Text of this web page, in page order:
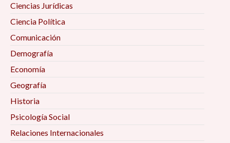
Ciencias Jurídicas
Ciencia Política
Comunicación
Demografía
Economía
Geografía
Historia
Psicología Social
Relaciones Internacionales